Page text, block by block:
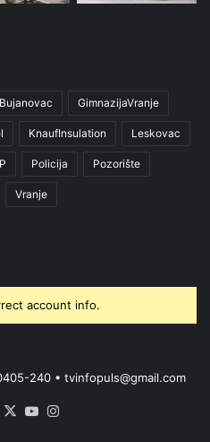
Bujanovac GimnazijaVranje
KnaufInsulation Leskovac
Policija Pozorište
Vranje
account info.
240 • tvinfopuls@gmail.com
Facebook
X YouTube